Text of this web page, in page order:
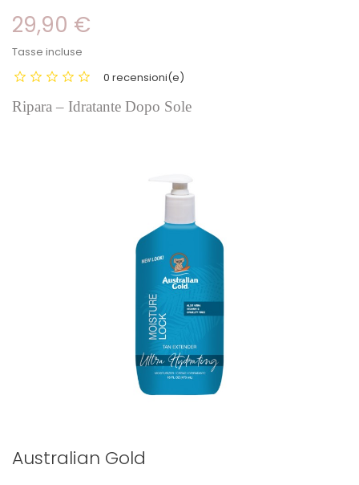
29,90 €
Tasse incluse
0 recensioni(e)
Ripara – Idratante Dopo Sole
Australian Gold